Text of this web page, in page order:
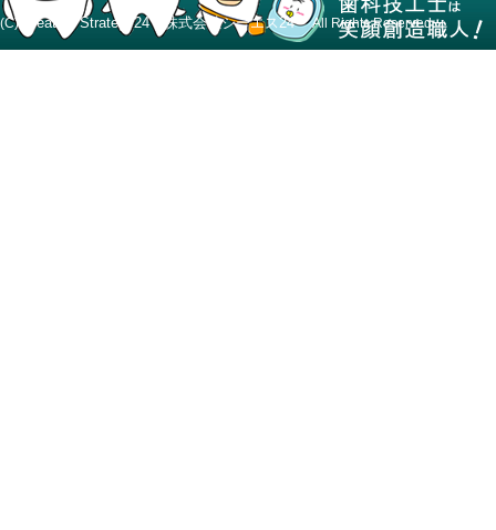
(C) Creative Strategy24 株式会社シーエス24All Rights Reserved.